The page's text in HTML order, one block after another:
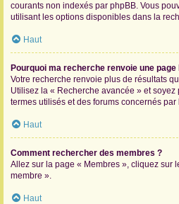
courants non indexés par phpBB. Vous
utilisant les options disponibles dans la
Haut
Pourquoi ma recherche renvoie une page
Votre recherche renvoie plus de résultats
Utilisez la « Recherche avancée » et
termes utilisés et des forums concernés par
Haut
Comment rechercher des membres ?
Allez sur la page « Membres », cliquez sur
membre ».
Haut